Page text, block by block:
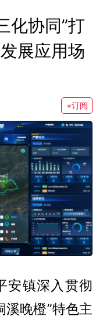
化协同”打
展应用场
+订阅
安镇深入贯彻
溪晚橙”特色主